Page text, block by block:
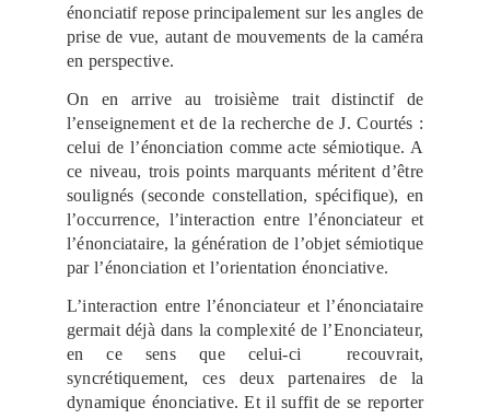
énonciatif repose principalement sur les angles de
prise de vue, autant de mouvements de la caméra
en perspective.
On en arrive au troisième trait distinctif de
l’enseignement et de la recherche de J. Courtés :
celui de l’énonciation comme acte sémiotique. A
ce niveau, trois points marquants méritent d’être
soulignés (seconde constellation, spécifique), en
l’occurrence, l’interaction entre l’énonciateur et
l’énonciataire, la génération de l’objet sémiotique
par l’énonciation et l’orientation énonciative.
L’interaction entre l’énonciateur et l’énonciataire
germait déjà dans la complexité de l’Enonciateur,
en ce sens que celui-ci recouvrait,
syncrétiquement, ces deux partenaires de la
dynamique énonciative. Et il suffit de se reporter